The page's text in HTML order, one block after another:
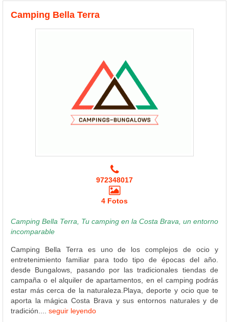
Camping Bella Terra
972348017
4 Fotos
Camping Bella Terra, Tu camping en la Costa Brava, un entorno
incomparable
Camping Bella Terra es uno de los complejos de ocio y
entretenimiento familiar para todo tipo de épocas del año.
desde Bungalows, pasando por las tradicionales tiendas de
campaña o el alquiler de apartamentos, en el camping podrás
estar más cerca de la naturaleza.Playa, deporte y ocio que te
aporta la mágica Costa Brava y sus entornos naturales y de
tradición.... seguir leyendo